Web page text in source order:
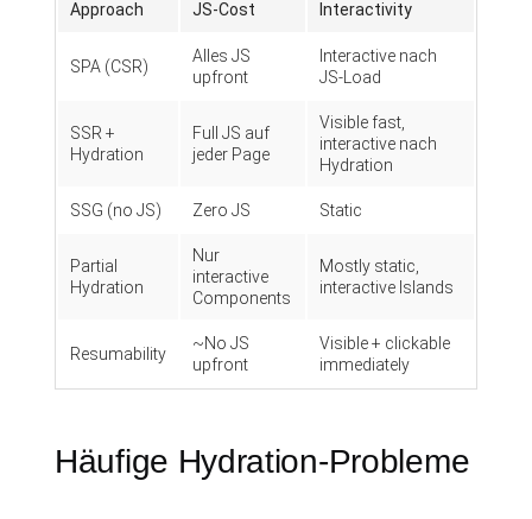
Approach JS-Cost Interactivity
SPA (CSR)
Alles JS
upfront
Interactive nach
JS-Load
SSR +
Hydration
Full JS auf
jeder Page
Visible fast,
interactive nach
Hydration
SSG (no JS) Zero JS Static
Partial
Hydration
Nur
interactive
Components
Mostly static,
interactive Islands
Resumability
~No JS
upfront
Visible + clickable
immediately
Häufige Hydration-Probleme